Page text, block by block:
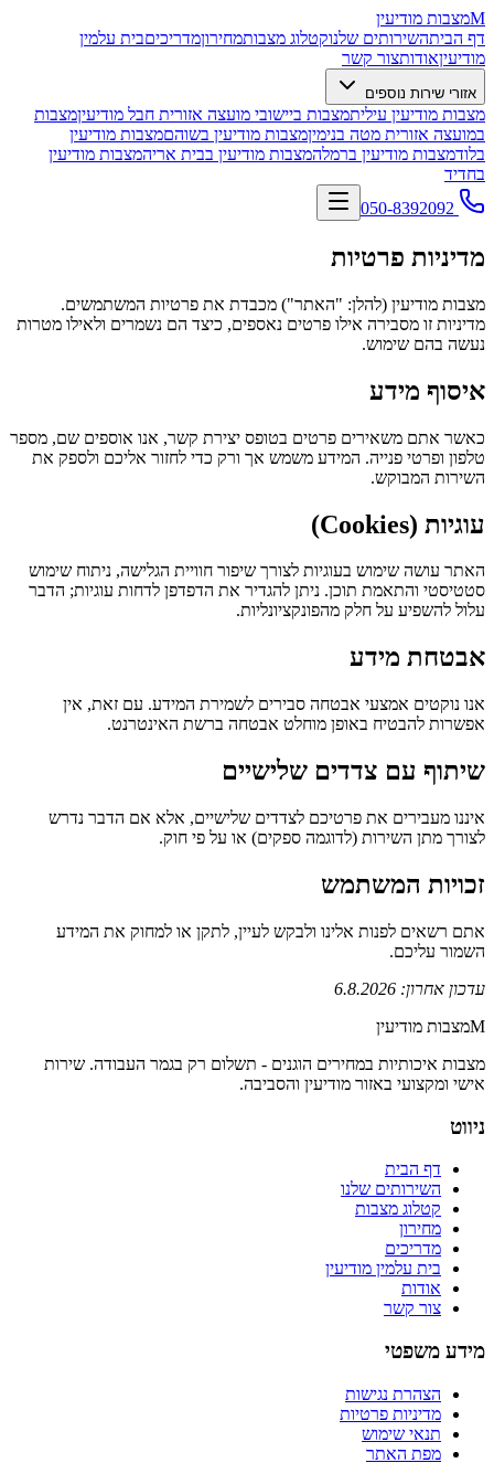
Mמצבות מודיעין
דף הביתהשירותים שלנוקטלוג מצבותמחירוןמדריכיםבית עלמין
מודיעיןאודותצור קשר
אזורי שירות נוספים
מצבות מודיעין עיליתמצבות ביישובי מועצה אזורית חבל מודיעיןמצבות
במועצה אזורית מטה בנימיןמצבות מודיעין בשוהםמצבות מודיעין
בלודמצבות מודיעין ברמלהמצבות מודיעין בבית אריהמצבות מודיעין
בחדיד
050-8392092
מדיניות פרטיות
מצבות מודיעין (להלן: "האתר") מכבדת את פרטיות המשתמשים.
מדיניות זו מסבירה אילו פרטים נאספים, כיצד הם נשמרים ולאילו מטרות
נעשה בהם שימוש.
איסוף מידע
כאשר אתם משאירים פרטים בטופס יצירת קשר, אנו אוספים שם, מספר
טלפון ופרטי פנייה. המידע משמש אך ורק כדי לחזור אליכם ולספק את
השירות המבוקש.
עוגיות (Cookies)
האתר עושה שימוש בעוגיות לצורך שיפור חוויית הגלישה, ניתוח שימוש
סטטיסטי והתאמת תוכן. ניתן להגדיר את הדפדפן לדחות עוגיות; הדבר
עלול להשפיע על חלק מהפונקציונליות.
אבטחת מידע
אנו נוקטים אמצעי אבטחה סבירים לשמירת המידע. עם זאת, אין
אפשרות להבטיח באופן מוחלט אבטחה ברשת האינטרנט.
שיתוף עם צדדים שלישיים
איננו מעבירים את פרטיכם לצדדים שלישיים, אלא אם הדבר נדרש
לצורך מתן השירות (לדוגמה ספקים) או על פי חוק.
זכויות המשתמש
אתם רשאים לפנות אלינו ולבקש לעיין, לתקן או למחוק את המידע
השמור עליכם.
עדכון אחרון: 6.8.2026
Mמצבות מודיעין
מצבות איכותיות במחירים הוגנים - תשלום רק בגמר העבודה. שירות
אישי ומקצועי באזור מודיעין והסביבה.
ניווט
דף הבית
השירותים שלנו
קטלוג מצבות
מחירון
מדריכים
בית עלמין מודיעין
אודות
צור קשר
מידע משפטי
הצהרת נגישות
מדיניות פרטיות
תנאי שימוש
מפת האתר